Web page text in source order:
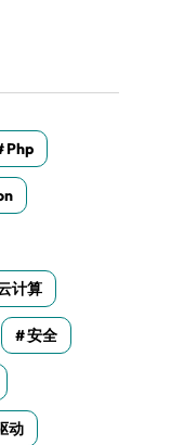
Php
计算
安全
动